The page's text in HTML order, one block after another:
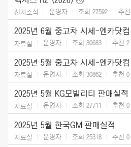
신차소식 운영자 조회 27592 추천
2025년 6월 중고차 시세-엔카닷컴
자료실 운영자 조회 30683 추천 2
2025년 5월 중고차 시세-엔카닷컴
자료실 운영자 조회 30862 추천 0
2025년 5월 KG모빌리티 판매실적
자료실 운영자 조회 27711 추천 0
2025년 5월 한국GM 판매실적
자료실 운영자 조회 25318 추천 0